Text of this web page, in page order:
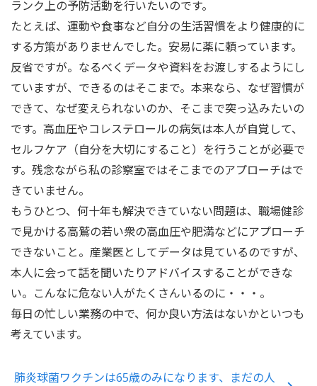
ランク上の予防活動を行いたいのです。
たとえば、運動や食事など自分の生活習慣をより健康的に
する方策がありませんでした。安易に薬に頼っています。
反省ですが。なるべくデータや資料をお渡しするようにし
ていますが、できるのはそこまで。本来なら、なぜ習慣が
できて、なぜ変えられないのか、そこまで突っ込みたいの
です。高血圧やコレステロールの病気は本人が自覚して、
セルフケア（自分を大切にすること）を行うことが必要で
す。残念ながら私の診察室ではそこまでのアプローチはで
きていません。
もうひとつ、何十年も解決できていない問題は、職場健診
で見かける高鷲の若い衆の高血圧や肥満などにアプローチ
できないこと。産業医としてデータは見ているのですが、
本人に会って話を聞いたりアドバイスすることができな
い。こんなに危ない人がたくさんいるのに・・・。
毎日の忙しい業務の中で、何か良い方法はないかといつも
考えています。
肺炎球菌ワクチンは65歳のみになります、まだの人